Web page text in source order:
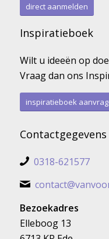
direct aanmelden
Inspiratieboek
Wilt u ideeën op
Vraag dan ons
inspiratieboek
Contactgegevens
0318-621577
Bezoekadres
Elleboog 13